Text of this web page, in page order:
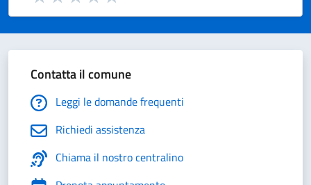
Valuta 5 stelle su 5
Valuta 4 stelle su 5
Valuta 3 stelle su 5
Valuta 2 stelle su 5
Valuta 1 stelle su 5
Contatta il comune
Leggi le domande frequenti
Richiedi assistenza
Chiama il nostro centralino